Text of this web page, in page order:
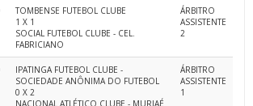
TOMBENSE FUTEBOL CLUBE
1 X 1
SOCIAL FUTEBOL CLUBE - CEL.
FABRICIANO
ÁRBITRO
ASSISTENTE
2
IPATINGA FUTEBOL CLUBE -
SOCIEDADE ANÔNIMA DO FUTEBOL
0 X 2
NACIONAL ATLÉTICO CLUBE - MURIAÉ
ÁRBITRO
ASSISTENTE
1